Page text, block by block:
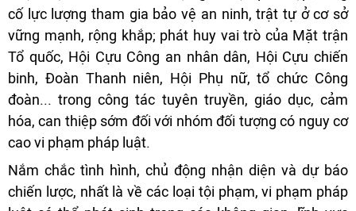
cố lực lượng tham gia bảo vệ an ninh, trật tự ở cơ sở
vững mạnh, rộng khắp; phát huy vai trò của Mặt trận
Tổ quốc, Hội Cựu Công an nhân dân, Hội Cựu chiến
binh, Đoàn Thanh niên, Hội Phụ nữ, tổ chức Công
đoàn... trong công tác tuyên truyền, giáo dục, cảm
hóa, can thiệp sớm đối với nhóm đối tượng có nguy cơ
cao vi phạm pháp luật.
Nắm chắc tình hình, chủ động nhận diện và dự báo
chiến lược, nhất là về các loại tội phạm, vi phạm pháp